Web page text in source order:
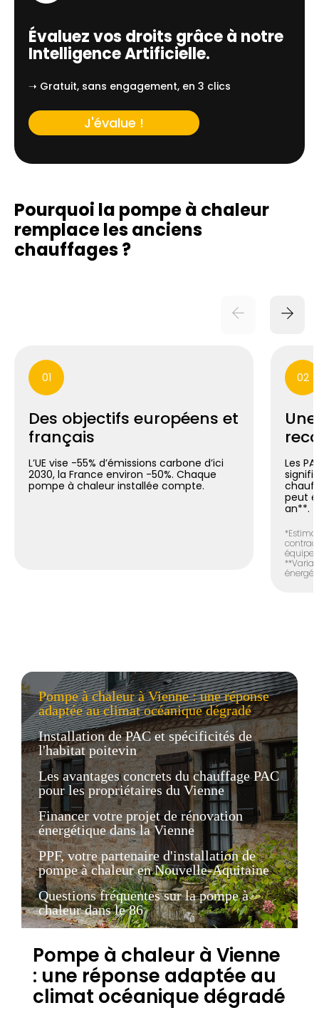
Évaluez vos droits grâce à notre
Intelligence Artificielle.
➝ Gratuit, sans engagement, en 3 clics
J'évalue !
Pourquoi la pompe à chaleur
remplaceles anciens
chauffages ?
01
Des objectifs européens et
français
L’UE vise -55% d’émissions carbone d’ici
2030, la France environ -50%. Chaque
pompe à chaleur installée compte.
02
Les
peut
an**.
Pompe à chaleur à Vienne : une réponse
adaptée au climat océanique dégradé
Installation de PAC et spécificités de
l'habitat poitevin
Les avantages concrets du chauffage PAC
pour les propriétaires du Vienne
Financer votre projet de rénovation
énergétique dans la Vienne
PPF, votre partenaire d'installation de
pompe à chaleur en Nouvelle-Aquitaine
Questions fréquentes sur la pompe à
chaleur dans le 86
Pompe à chaleur à Vienne
: une réponse adaptée au
climat océanique dégradé